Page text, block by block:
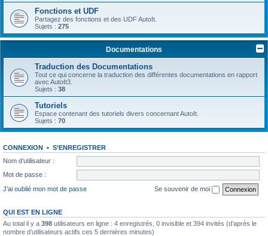
Fonctions et UDF
Partagez des fonctions et des UDF AutoIt.
Sujets : 275
Documentations
Traduction des Documentations
Tout ce qui concerne la traduction des différentes documentations en rapport
avec AutoIt3.
Sujets : 38
Tutoriels
Espace contenant des tutoriels divers concernant AutoIt.
Sujets : 70
CONNEXION • S’ENREGISTRER
Nom d’utilisateur :
Mot de passe :
J’ai oublié mon mot de passe
Se souvenir de moi
QUI EST EN LIGNE
Au total il y a 398 utilisateurs en ligne : 4 enregistrés, 0 invisible et 394 invités (d’après le
nombre d’utilisateurs actifs ces 5 dernières minutes)